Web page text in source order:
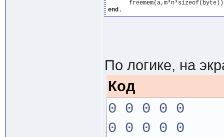
end
По логике, на
Код
0 0 0 0 0
0 0 0 0 0